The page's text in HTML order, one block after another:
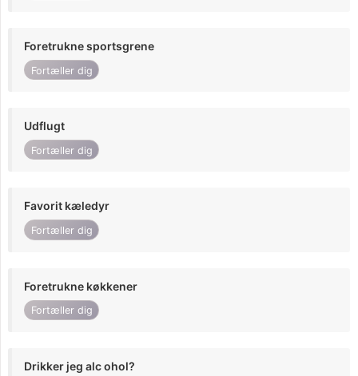
Foretrukne sportsgrene
Fortæller dig
Udflugt
Fortæller dig
Favorit kæledyr
Fortæller dig
Foretrukne køkkener
Fortæller dig
Drikker jeg alc ohol?